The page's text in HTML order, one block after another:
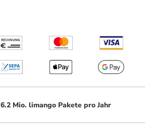
6.2 Mio. limango Pakete pro Jahr